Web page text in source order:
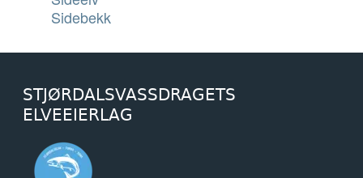
Sidebekk
STJØRDALSVASSDRAGETS
ELVEEIERLAG